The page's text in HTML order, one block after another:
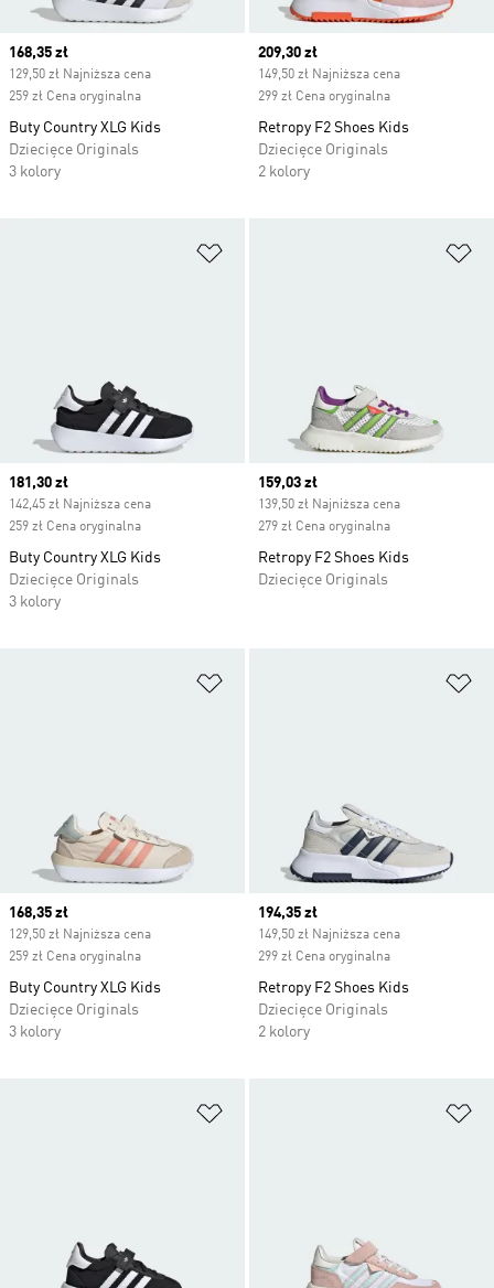
Current price
168,35 zł
129,50 zł Najniższa cena
259 zł Cena oryginalna
Buty Country XLG Kids
Dziecięce Originals
3 kolory
Current price
209,30 zł
149,50 zł Najniższa cena
299 zł Cena oryginalna
Retropy F2 Shoes Kids
Dziecięce Originals
2 kolory
Current price
181,30 zł
142,45 zł Najniższa cena
259 zł Cena oryginalna
Buty Country XLG Kids
Dziecięce Originals
3 kolory
Current price
159,03 zł
139,50 zł Najniższa cena
279 zł Cena oryginalna
Retropy F2 Shoes Kids
Dziecięce Originals
Current price
168,35 zł
129,50 zł Najniższa cena
259 zł Cena oryginalna
Buty Country XLG Kids
Dziecięce Originals
3 kolory
Current price
194,35 zł
149,50 zł Najniższa cena
299 zł Cena oryginalna
Retropy F2 Shoes Kids
Dziecięce Originals
2 kolory